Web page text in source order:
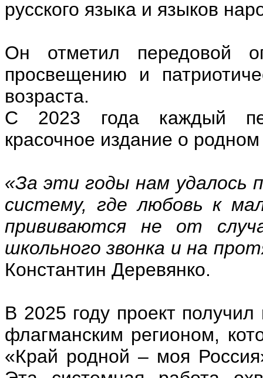
русского языка и языков
Он отметил передовой
просвещению и
возраста.
С 2023 года каждый
красочное издание о
«За эти годы нам удалось
систему, где любовь к
прививаются не от
школьного звонка и на
Константин Деревянко.
В 2025 году проект
флагманским регионом,
«Край родной – моя